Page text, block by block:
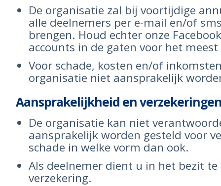
De organisatie zal bij voortijdige
alle deelnemers per e-mail en/of
brengen. Houd echter onze
accounts in de gaten voor het
Voor schade, kosten en/of
organisatie niet aansprakelijk
Aansprakelijkheid en
De organisatie kan niet
aansprakelijk worden gesteld voor
schade in welke vorm dan ook.
Als deelnemer dient u in het bezit te
verzekering.